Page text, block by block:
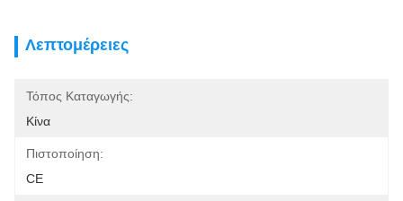
Λεπτομέρειες
Τόπος Καταγωγής:
Κίνα
Πιστοποίηση:
CE